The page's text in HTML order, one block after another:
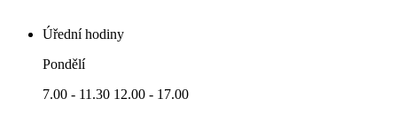
Úřední hodiny
Pondělí
7.00 - 11.30 12.00 - 17.00